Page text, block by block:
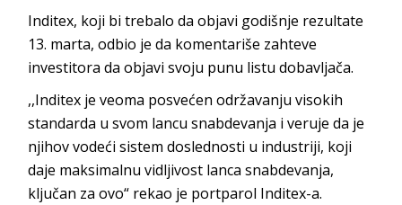
Inditex, koji bi trebalo da objavi godišnje rezultate
13. marta, odbio je da komentariše zahteve
investitora da objavi svoju punu listu dobavljača.
,,Inditex je veoma posvećen održavanju visokih
standarda u svom lancu snabdevanja i veruje da je
njihov vodeći sistem doslednosti u industriji, koji
daje maksimalnu vidljivost lanca snabdevanja,
ključan za ovo“ rekao je portparol Inditex-a.